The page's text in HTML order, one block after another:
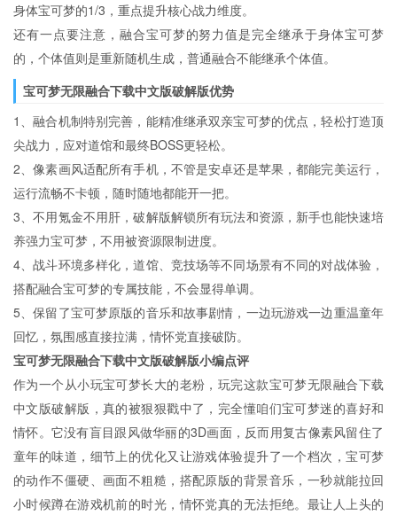
身体宝可梦的1/3，重点提升核心战力维度。
还有一点要注意，融合宝可梦的努力值是完全继承于身体宝可梦
的，个体值则是重新随机生成，普通融合不能继承个体值。
宝可梦无限融合下载中文版破解版优势
1、融合机制特别完善，能精准继承双亲宝可梦的优点，轻松打造顶
尖战力，应对道馆和最终BOSS更轻松。
2、像素画风适配所有手机，不管是安卓还是苹果，都能完美运行，
运行流畅不卡顿，随时随地都能开一把。
3、不用氪金不用肝，破解版解锁所有玩法和资源，新手也能快速培
养强力宝可梦，不用被资源限制进度。
4、战斗环境多样化，道馆、竞技场等不同场景有不同的对战体验，
搭配融合宝可梦的专属技能，不会显得单调。
5、保留了宝可梦原版的音乐和故事剧情，一边玩游戏一边重温童年
回忆，氛围感直接拉满，情怀党直接破防。
宝可梦无限融合下载中文版破解版小编点评
作为一个从小玩宝可梦长大的老粉，玩完这款宝可梦无限融合下载
中文版破解版，真的被狠狠戳中了，完全懂咱们宝可梦迷的喜好和
情怀。它没有盲目跟风做华丽的3D画面，反而用复古像素风留住了
童年的味道，细节上的优化又让游戏体验提升了一个档次，宝可梦
的动作不僵硬、画面不粗糙，搭配原版的背景音乐，一秒就能拉回
小时候蹲在游戏机前的时光，情怀党真的无法拒绝。最让人上头的